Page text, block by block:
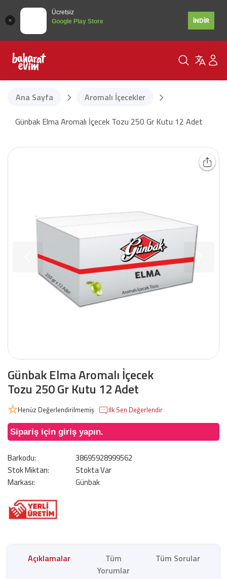
Ücretsiz
Google Play Store
İNDİR
Ana Sayfa
Aromalı İçecekler
Günbak Elma Aromalı İçecek Tozu 250 Gr Kutu 12 Adet
Günbak Elma Aromalı İçecek
Tozu 250 Gr Kutu 12 Adet
Henüz Değerlendirilmemiş İlk Sen Değerlendir
Sipariş için giriş yapın.
Barkodu:
38695928999562
Stok Miktarı:
Stokta Var
Markası:
Günbak
Açıklamalar
Tüm
Yorumlar
Tüm Sorular